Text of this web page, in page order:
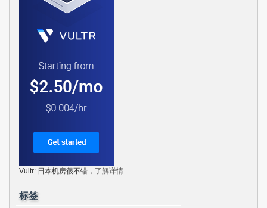
Vultr: 日本机房很不错， 了解详情
标签